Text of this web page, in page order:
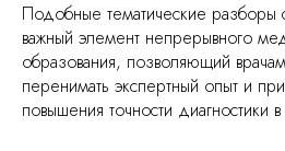
Подобные тематические разборы
важный элемент непрерывного
образования, позволяющий
перенимать экспертный опыт и
повышения точности диагностики